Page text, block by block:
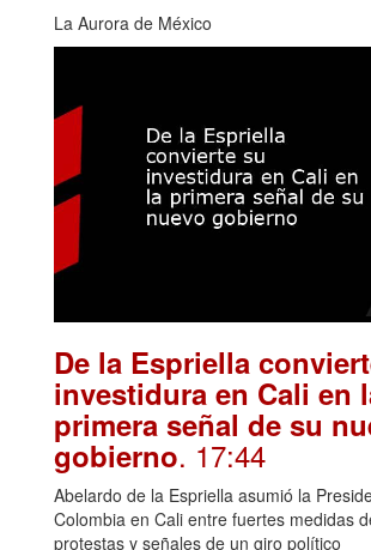
La Aurora de México
De la Espriella
investidura en Cali en
primera señal de su
gobierno. 17:44
Abelardo de la Espriella asumió la
Colombia en Cali entre fuertes medidas
protestas y señales de un giro político